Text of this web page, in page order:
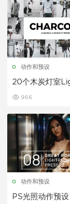
动作和预设
20个木炭灯室
966
动作和预设
PS光照动作预设